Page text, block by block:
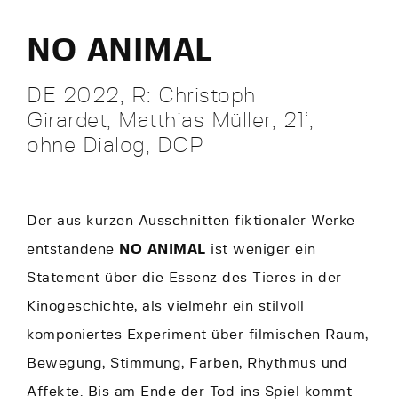
NO ANIMAL
DE 2022, R: Christoph
Girardet, Matthias Müller, 21‘,
ohne Dialog, DCP
Der aus kurzen Ausschnitten fiktionaler Werke
entstandene NO ANIMAL ist weniger ein
Statement über die Essenz des Tieres in der
Kinogeschichte, als vielmehr ein stilvoll
komponiertes Experiment über filmischen Raum,
Bewegung, Stimmung, Farben, Rhythmus und
Affekte. Bis am Ende der Tod ins Spiel kommt